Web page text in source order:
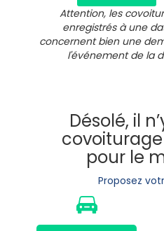
Attention, les
enregistrés à une
concernent bien une
l'événement de la
Désolé, il
pour le
Proposez